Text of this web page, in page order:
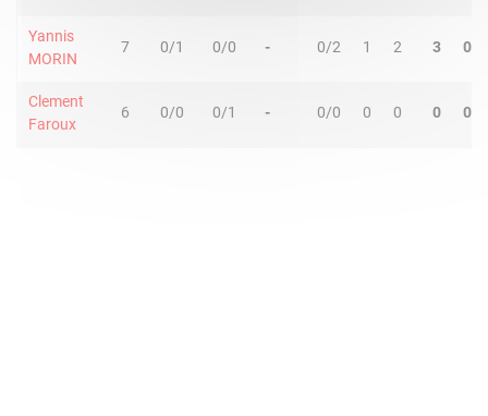
Yannis
MORIN
7 0/1 0/0 - 0/2 1 2 3 0
Clement
Faroux
6 0/0 0/1 - 0/0 0 0 0 0